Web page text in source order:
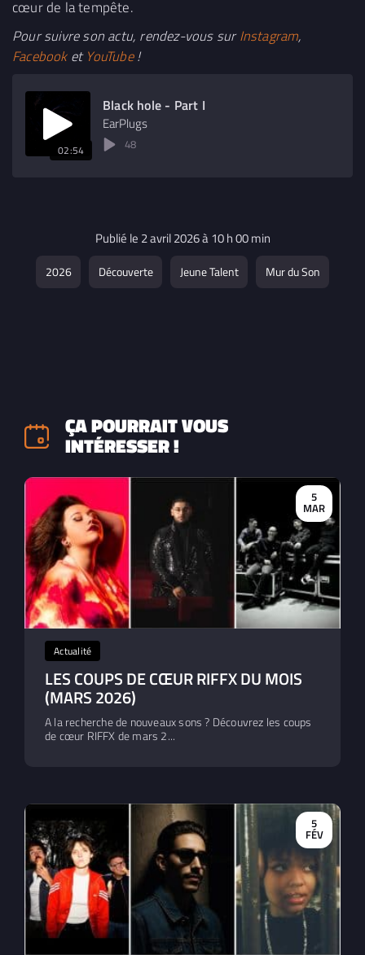
cœur de la tempête.
Pour suivre son actu, rendez-vous surInstagram,
Facebooket YouTube!
Black hole - Part I
EarPlugs
02:54 48
Publié le 2 avril 2026 à 10 h 00 min
2026 Découverte Jeune Talent Mur du Son
ÇA POURRAIT VOUS
INTÉRESSER !
5
MAR
Actualité
LES COUPS DE CŒUR RIFFX DU MOIS
(MARS 2026)
A la recherche de nouveaux sons ? Découvrez les coups
de cœur RIFFX de mars 2...
5
FÉV